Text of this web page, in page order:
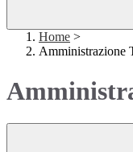
Home >
Amministrazione